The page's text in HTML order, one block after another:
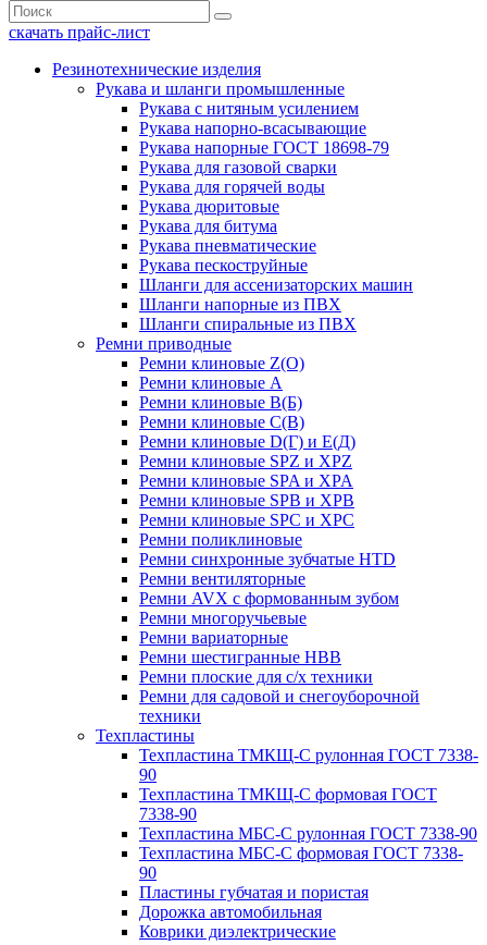
скачать прайс-лист
Резинотехнические изделия
Рукава и шланги промышленные
Рукава с нитяным усилением
Рукава напорно-всасывающие
Рукава напорные ГОСТ 18698-79
Рукава для газовой сварки
Рукава для горячей воды
Рукава дюритовые
Рукава для битума
Рукава пневматические
Рукава пескоструйные
Шланги для ассенизаторских машин
Шланги напорные из ПВХ
Шланги спиральные из ПВХ
Ремни приводные
Ремни клиновые Z(О)
Ремни клиновые А
Ремни клиновые В(Б)
Ремни клиновые С(В)
Ремни клиновые D(Г) и Е(Д)
Ремни клиновые SPZ и XPZ
Ремни клиновые SPA и XPA
Ремни клиновые SPB и XPB
Ремни клиновые SPC и XPC
Ремни поликлиновые
Ремни синхронные зубчатые HTD
Ремни вентиляторные
Ремни AVX с формованным зубом
Ремни многоручьевые
Ремни вариаторные
Ремни шестигранные HBB
Ремни плоские для с/х техники
Ремни для садовой и снегоуборочной
техники
Техпластины
Техпластина ТМКЩ-С рулонная ГОСТ 7338-
90
Техпластина ТМКЩ-С формовая ГОСТ
7338-90
Техпластина МБС-С рулонная ГОСТ 7338-90
Техпластина МБС-С формовая ГОСТ 7338-
90
Пластины губчатая и пористая
Дорожка автомобильная
Коврики диэлектрические